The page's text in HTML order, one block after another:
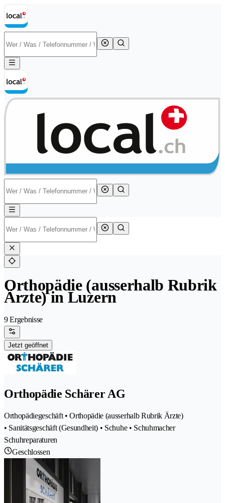
Orthopädie (ausserhalb Rubrik
Ärzte) in Luzern
9 Ergebnisse
Jetzt geöffnet
Orthopädie Schärer AG
Orthopädiegeschäft • Orthopädie (ausserhalb Rubrik Ärzte)
• Sanitätsgeschäft (Gesundheit) • Schuhe • Schuhmacher
Schuhreparaturen
Geschlossen